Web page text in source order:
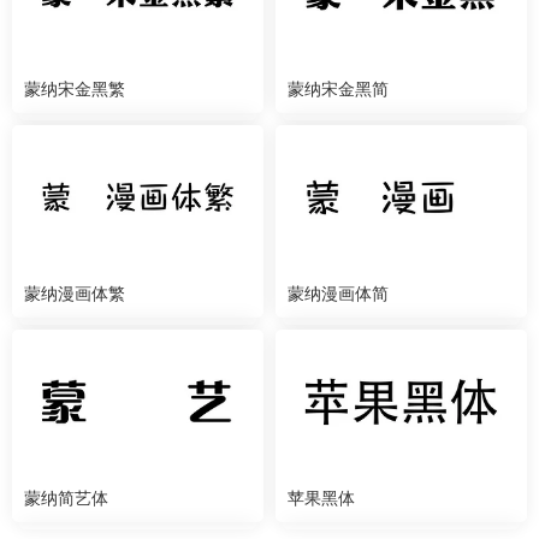
蒙纳宋金黑繁 蒙纳宋金黑简
蒙纳漫画体繁 蒙纳漫画体简
蒙纳简艺体 苹果黑体